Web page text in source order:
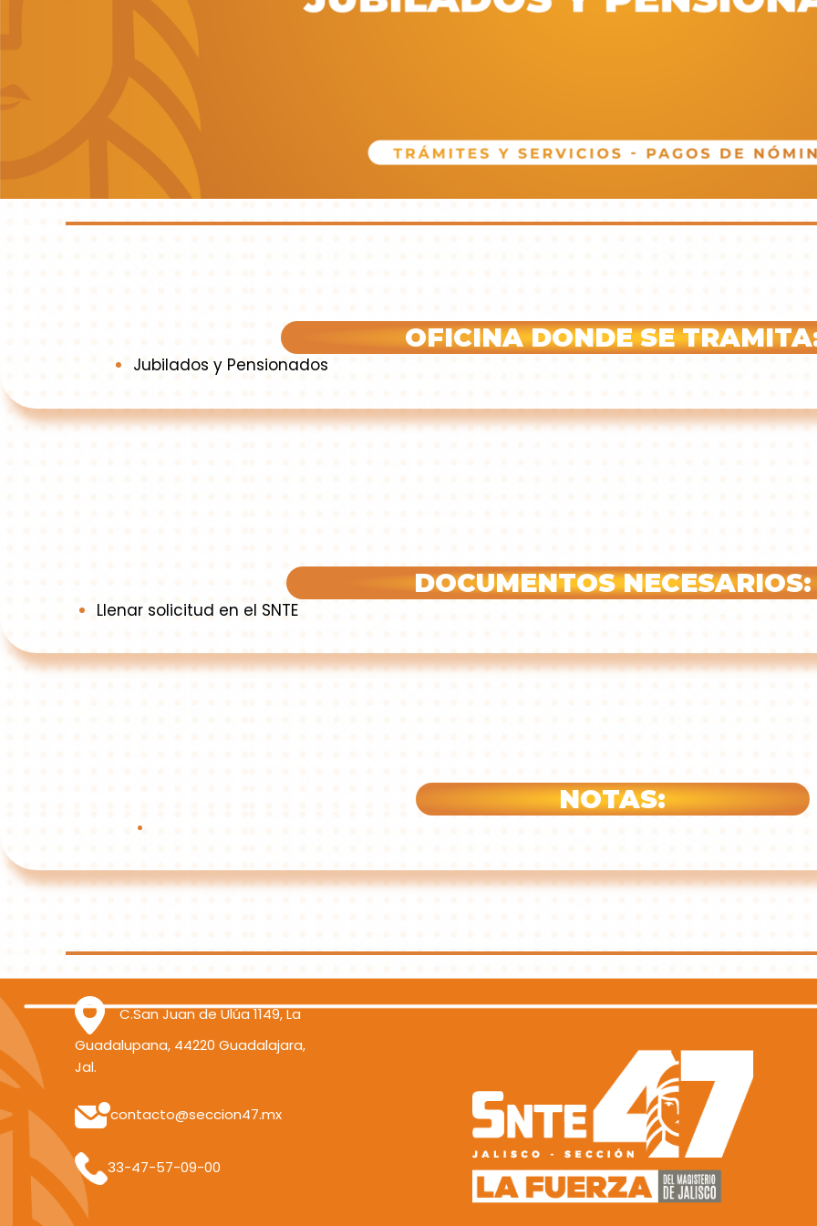
OFICINA DONDE SE
Jubilados y Pensionados
DOCUMENTOS NECESARIOS:
Llenar solicitud en el SNTE
NOTAS:
C.San Juan de Ulúa 1149, La
Guadalupana, 44220 Guadalajara,
Jal.
contacto@seccion47.mx
33-47-57-09-00